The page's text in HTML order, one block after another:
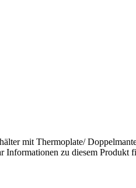
mit Thermoplate/
zu diesem Produkt